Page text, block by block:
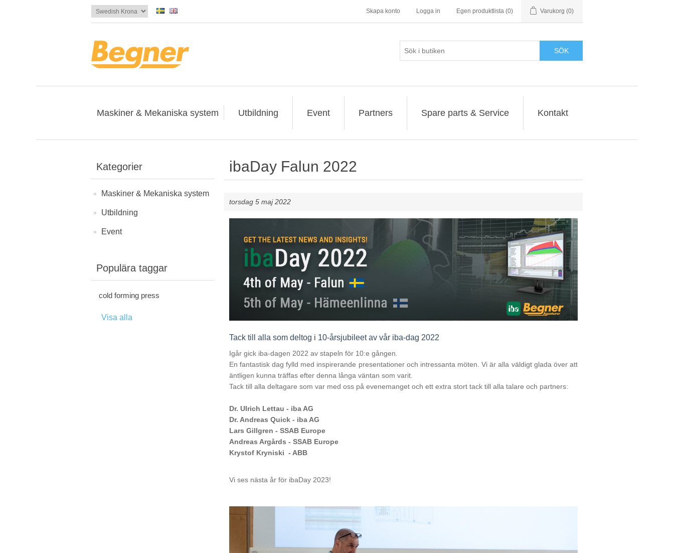
Skapa konto Logga in Egen produktlista (0) Varukorg (0)
SÖK
Maskiner & Mekaniska system Utbildning Event Partners Spare parts & Service Kontakt
Kategorier
Maskiner & Mekaniska system
Utbildning
Event
Populära taggar
cold forming press
Visa alla
ibaDay Falun 2022
torsdag 5 maj 2022
Tack till alla som deltog i 10-årsjubileet av vår iba-dag 2022
Igår gick iba-dagen 2022 av stapeln för 10:e gången.
En fantastisk dag fylld med inspirerande presentationer och intressanta möten. Vi är alla väldigt glada över att
äntligen kunna träffas efter denna långa väntan som varit.
Tack till alla deltagare som var med oss ​​på evenemanget och ett extra stort tack till alla talare och partners:
Dr. Ulrich Lettau - iba AG
Dr. Andreas Quick - iba AG
Lars Gillgren - SSAB Europe
Andreas Argårds - SSAB Europe
Krystof Kryniski - ABB
Vi ses nästa år för ibaDay 2023!